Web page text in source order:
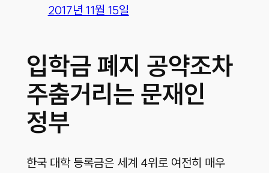
2017년 11월 15일
입학금 폐지 공약조차
주춤거리는 문재인
정부
한국 대학 등록금은 세계 4위로 여전히 매우